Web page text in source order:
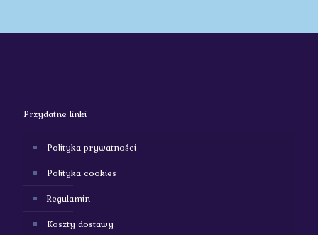
Przydatne linki
Polityka prywatności
Polityka cookies
Regulamin
Koszty dostawy